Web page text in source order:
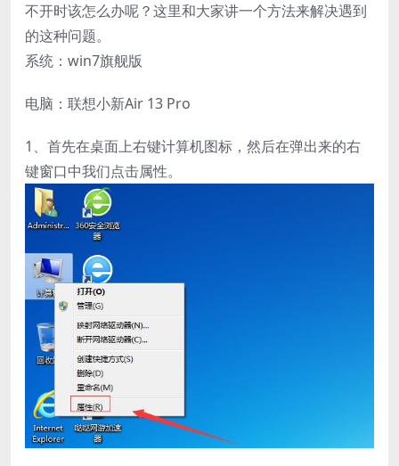
不开时该怎么办呢？这里和大家讲一个方法来解决遇到
的这种问题。
系统：win7旗舰版
电脑：联想小新Air 13 Pro
1、首先在桌面上右键计算机图标，然后在弹出来的右
键窗口中我们点击属性。